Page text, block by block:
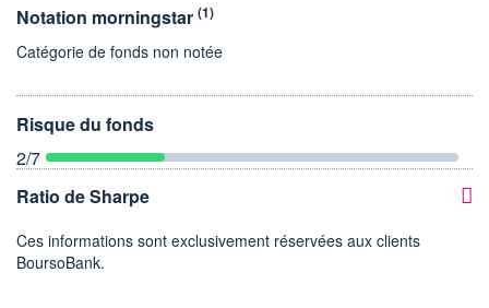
Notation morningstar (1)
Catégorie de fonds non notée
Risque du fonds
2/7
Ratio de Sharpe
Ces informations sont exclusivement réservées aux clients
BoursoBank.